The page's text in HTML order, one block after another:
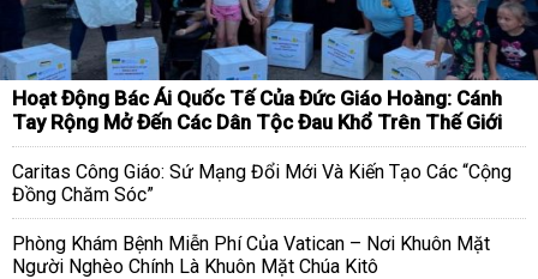
Hoạt Động Bác Ái Quốc Tế Của Đức Giáo Hoàng: Cánh
Tay Rộng Mở Đến Các Dân Tộc Đau Khổ Trên Thế Giới
Caritas Công Giáo: Sứ Mạng Đổi Mới Và Kiến Tạo Các “Cộng
Đồng Chăm Sóc”
Phòng Khám Bệnh Miễn Phí Của Vatican – Nơi Khuôn Mặt
Người Nghèo Chính Là Khuôn Mặt Chúa Kitô